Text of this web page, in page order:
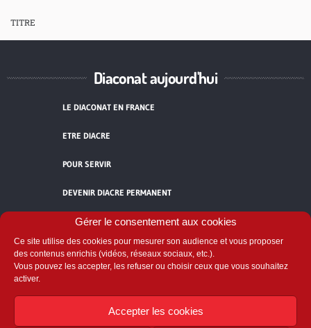
Gérer le consentement aux cookies
Ce site utilise des cookies pour mesurer son audience et vous proposer
des contenus enrichis (vidéos, réseaux sociaux, etc.).
Vous pouvez les accepter, les refuser ou choisir ceux que vous souhaitez
activer.
Accepter les cookies
TITRE
Diaconat aujourd'hui
LE DIACONAT EN FRANCE
ETRE DIACRE
POUR SERVIR
DEVENIR DIACRE PERMANENT
TÉMOIGNAGES
ACCUEIL